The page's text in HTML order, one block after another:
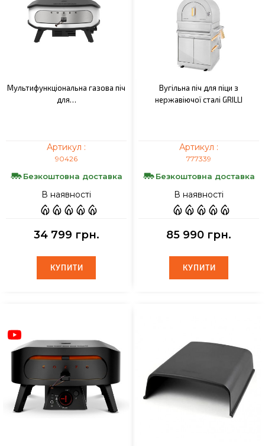
Мультифункціональна газова піч
для…
Артикул :
90426
Безкоштовна доставка
В наявності
34 799 грн.
КУПИТИ
КУПИТИ
Вугільна піч для піци з
нержавіючої сталі GRILLI
Артикул :
777339
Безкоштовна доставка
В наявності
85 990 грн.
КУПИТИ
КУПИТИ